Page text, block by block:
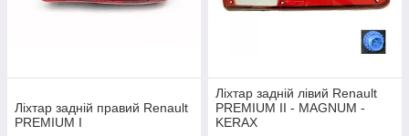
Ліхтар задній правий Renault
PREMIUM I
Ліхтар задній лівий Renault
PREMIUM II - MAGNUM -
KERAX